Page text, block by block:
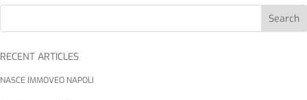
Search
RECENT ARTICLES
NASCE IMMOVEO NAPOLI